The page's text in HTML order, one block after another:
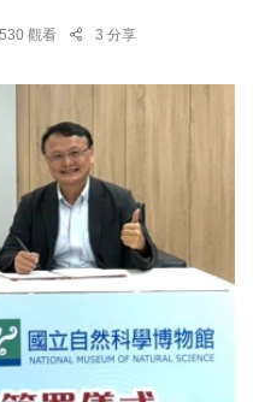
觀看 3 分享